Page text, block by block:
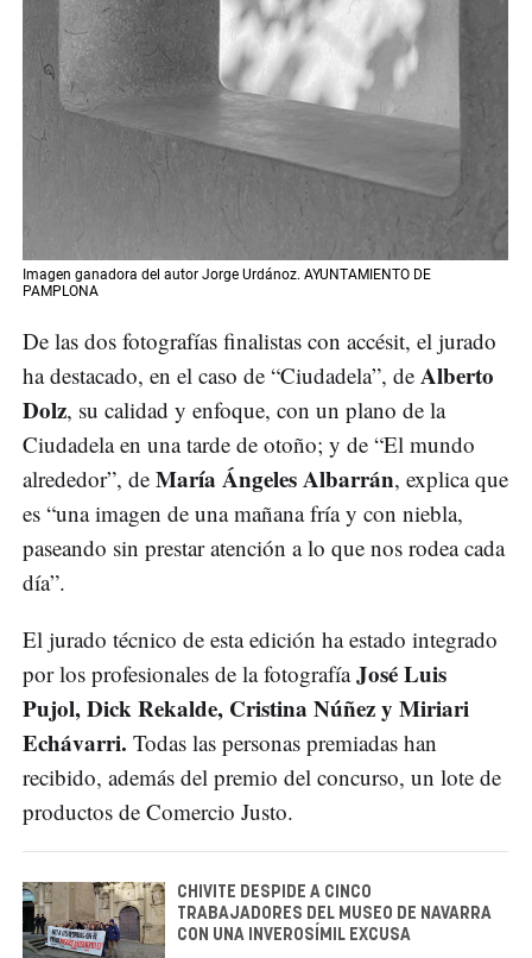
Imagen ganadora del autor Jorge Urdánoz. AYUNTAMIENTO DE
PAMPLONA
De las dos fotografías finalistas con accésit, el jurado
ha destacado, en el caso de “Ciudadela”, de Alberto
Dolz, su calidad y enfoque, con un plano de la
Ciudadela en una tarde de otoño; y de “El mundo
alrededor”, de María Ángeles Albarrán, explica que
es “una imagen de una mañana fría y con niebla,
paseando sin prestar atención a lo que nos rodea cada
día”.
El jurado técnico de esta edición ha estado integrado
por los profesionales de la fotografíaJosé Luis
Pujol, Dick Rekalde, Cristina Núñez y Miriari
Echávarri. Todas las personas premiadas han
recibido, además del premio del concurso, un lote de
productos de Comercio Justo.
CHIVITE DESPIDE A CINCO
TRABAJADORES DEL MUSEO DE NAVARRA
CON UNA INVEROSÍMIL EXCUSA